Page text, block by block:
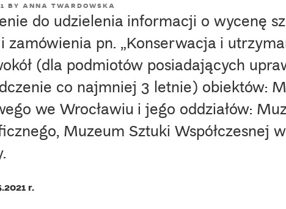
BY ANNA TWARDOWSKA
do udzielenia informacji o wycenę
zamówienia pn. „Konserwacja i
(dla podmiotów posiadających
co najmniej 3 letnie) obiektów:
we Wrocławiu i jego oddziałów:
Muzeum Sztuki Współczesnej
r.